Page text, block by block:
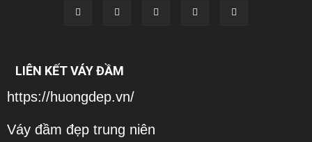
LIÊN KẾT VÁY ĐẦM
https://huongdep.vn/
Váy đầm đẹp trung niên